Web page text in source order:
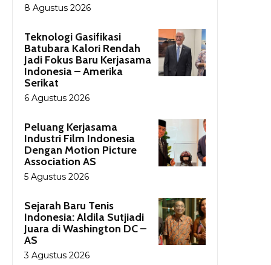
8 Agustus 2026
Teknologi Gasifikasi
Batubara Kalori Rendah
Jadi Fokus Baru Kerjasama
Indonesia – Amerika
Serikat
6 Agustus 2026
Peluang Kerjasama
Industri Film Indonesia
Dengan Motion Picture
Association AS
5 Agustus 2026
Sejarah Baru Tenis
Indonesia: Aldila Sutjiadi
Juara di Washington DC –
AS
3 Agustus 2026